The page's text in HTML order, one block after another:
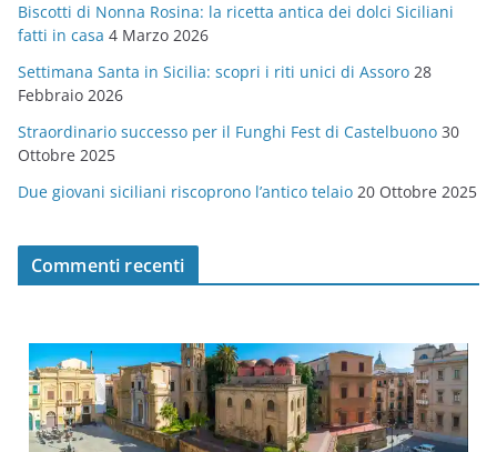
i
e
Biscotti di Nonna Rosina: la ricetta antica dei dolci Siciliani
fatti in casa 4 Marzo 2026
Settimana Santa in Sicilia: scopri i riti unici di Assoro 28
Febbraio 2026
Straordinario successo per il Funghi Fest di Castelbuono 30
Ottobre 2025
Due giovani siciliani riscoprono l’antico telaio 20 Ottobre 2025
Commenti recenti